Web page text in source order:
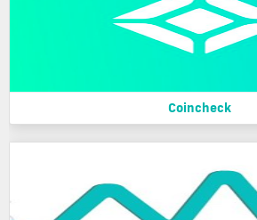
Coincheck